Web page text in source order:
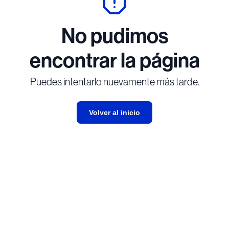
No pudimos
encontrar la página
Puedes intentarlo nuevamente más tarde.
Volver al inicio